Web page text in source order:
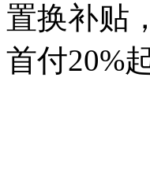
置换补贴
首付20%